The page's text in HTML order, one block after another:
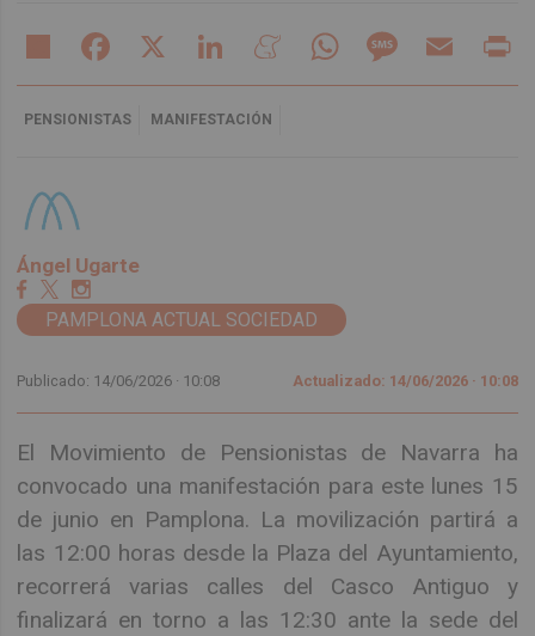
Share Facebook LinkedIn MeneameWhatsAppMessageEmail
PENSIONISTAS MANIFESTACIÓN
Ángel Ugarte
PAMPLONA ACTUAL SOCIEDAD
Publicado: 14/06/2026 · 10:08 Actualizado: 14/06/2026 · 10:08
El Movimiento de Pensionistas de Navarra ha
convocado una manifestación para este lunes 15
de junio en Pamplona. La movilización partirá a
las 12:00 horas desde la Plaza del Ayuntamiento,
recorrerá varias calles del Casco Antiguo y
finalizará en torno a las 12:30 ante la sede del